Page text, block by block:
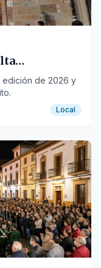
edición de 2026 y
Local